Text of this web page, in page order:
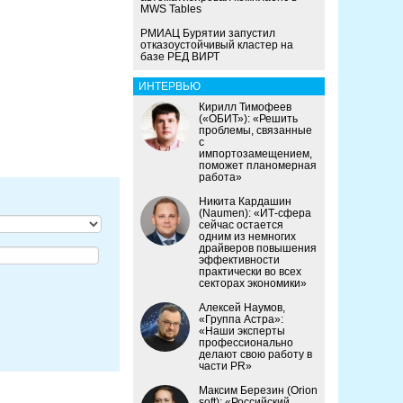
MWS Tables
РМИАЦ Бурятии запустил
отказоустойчивый кластер на
базе РЕД ВИРТ
ИНТЕРВЬЮ
Кирилл Тимофеев
(«ОБИТ»): «Решить
проблемы, связанные
с
импортозамещением,
поможет планомерная
работа»
Никита Кардашин
(Naumen): «ИТ-сфера
сейчас остается
одним из немногих
драйверов повышения
эффективности
практически во всех
секторах экономики»
Алексей Наумов,
«Группа Астра»:
«Наши эксперты
профессионально
делают свою работу в
части PR»
Максим Березин (Orion